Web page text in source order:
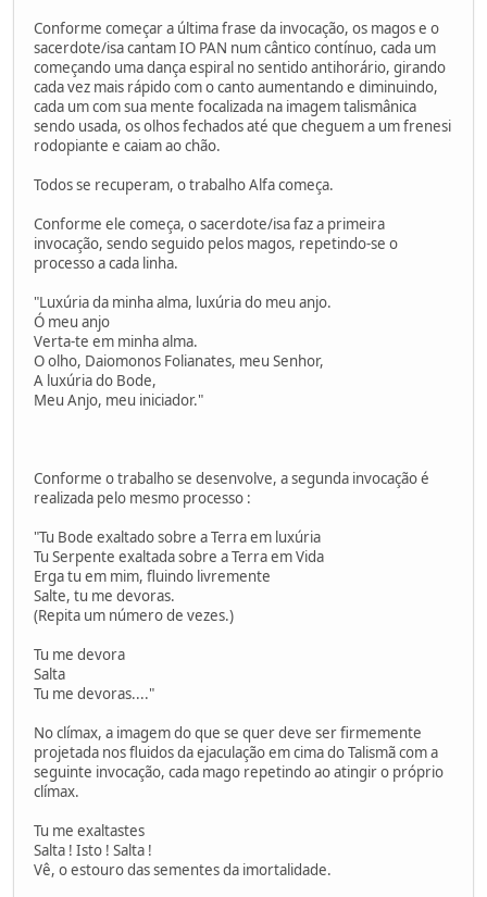
Conforme começar a última frase da invocação, os magos e o
sacerdote/isa cantam IO PAN num cântico contínuo, cada um
começando uma dança espiral no sentido antihorário, girando
cada vez mais rápido com o canto aumentando e diminuindo,
cada um com sua mente focalizada na imagem talismânica
sendo usada, os olhos fechados até que cheguem a um frenesi
rodopiante e caiam ao chão.
Todos se recuperam, o trabalho Alfa começa.
Conforme ele começa, o sacerdote/isa faz a primeira
invocação, sendo seguido pelos magos, repetindo-se o
processo a cada linha.
"Luxúria da minha alma, luxúria do meu anjo.
Ó meu anjo
Verta-te em minha alma.
O olho, Daiomonos Folianates, meu Senhor,
A luxúria do Bode,
Meu Anjo, meu iniciador."
Conforme o trabalho se desenvolve, a segunda invocação é
realizada pelo mesmo processo :
"Tu Bode exaltado sobre a Terra em luxúria
Tu Serpente exaltada sobre a Terra em Vida
Erga tu em mim, fluindo livremente
Salte, tu me devoras.
(Repita um número de vezes.)
Tu me devora
Salta
Tu me devoras...."
No clímax, a imagem do que se quer deve ser firmemente
projetada nos fluidos da ejaculação em cima do Talismã com a
seguinte invocação, cada mago repetindo ao atingir o próprio
clímax.
Tu me exaltastes
Salta ! Isto ! Salta !
Vê, o estouro das sementes da imortalidade.